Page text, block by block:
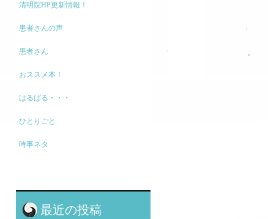
清明院HP更新情報！
患者さんの声
患者さん
おススメ本！
はるばる・・・
ひとりごと
時事ネタ
現代医療に関して
鍼灸と保険・業界のお話
最近の投稿